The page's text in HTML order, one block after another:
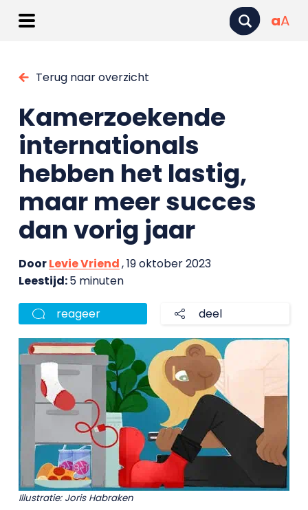
aA
Terug naar overzicht
Kamerzoekende
internationals
hebben het lastig,
maar meer succes
dan vorig jaar
DoorLevie Vriend, 19 oktober 2023
Leestijd:5 minuten
reageer deel
Illustratie: Joris Habraken